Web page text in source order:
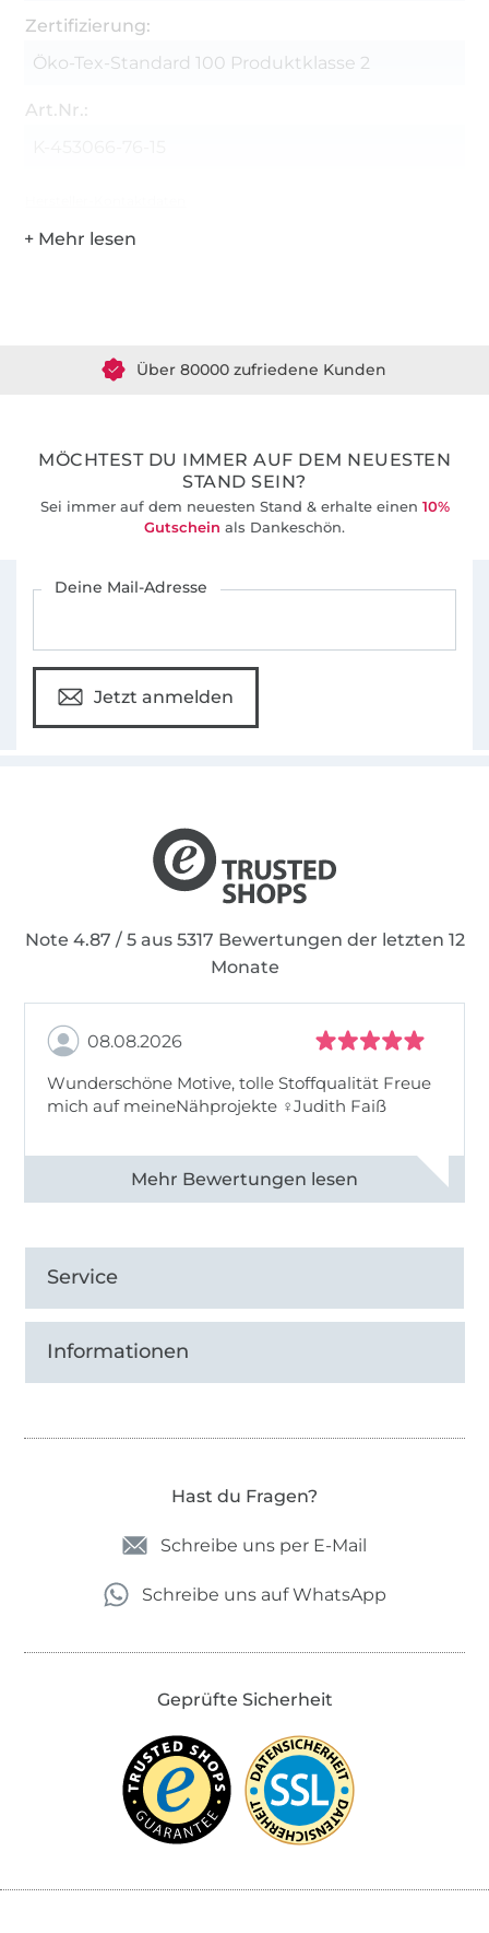
Zertifizierung:
Öko-Tex-Standard 100 Produktklasse 2
Art.Nr.:
MÖCHTEST DU IMMER AUF DEM NEUESTEN
STAND SEIN?
Sei immer auf dem neuesten Stand & erhalte einen 10%
Gutschein als Dankeschön.
Deine Mail-Adresse
Jetzt anmelden
Note 4.87 / 5 aus 5317 Bewertungen der letzten 12
Monate
08.08.2026
Wunderschöne Motive, tolle Stoffqualität Freue
mich auf meineNähprojekte ♀Judith Faiß
Alle 82990 Bewertungen ansehen
Service
Informationen
Hast du Fragen?
Schreibe uns per E-Mail
Schreibe uns auf WhatsApp
Geprüfte Sicherheit